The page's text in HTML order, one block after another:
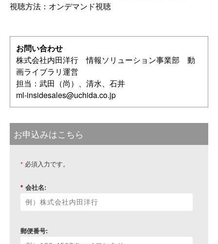
視聴方法：オンデマンド視聴
お問い合わせ
株式会社内田洋行 情報ソリューション事業部 動
画ライブラリ運営
担当：武田（尚）、清水、石井
ml-insidesales@uchida.co.jp
お申込みはこちら
* 必須入力です。
* 会社名:
郵便番号: